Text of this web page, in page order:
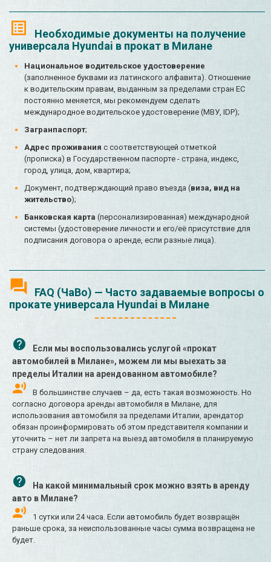
Необходимые документы на получение
универсала Hyundai в прокат в Милане
Национальное водительское удостоверение
(заполненное буквами из латинского алфавита). Отношение
к водительским правам, выданным за пределами стран ЕС
постоянно меняется, мы рекомендуем сделать
международное водительское удостоверение (МВУ, IDP);
Загранпаспорт;
Адрес проживания с соответствующей отметкой
(прописка) в Государственном паспорте - страна, индекс,
город, улица, дом, квартира;
Документ, подтверждающий право въезда (виза, вид на
жительство);
Банковская карта (персонализированная) международной
системы (удостоверение личности и его/её присутствие для
подписания договора о аренде, если разные лица).
FAQ (ЧаВо) — Часто задаваемые вопросы о
прокате универсала Hyundai в Милане
Если мы воспользовались услугой «прокат
автомобилей в Милане», можем ли мы выехать за
пределы Италии на арендованном автомобиле?
В большинстве случаев – да, есть такая возможность. Но
согласно договора аренды автомобиля в Милане, для
использования автомобиля за пределами Италии, арендатор
обязан проинформировать об этом представителя компании и
уточнить – нет ли запрета на выезд автомобиля в планируемую
страну следования.
На какой минимальный срок можно взять в аренду
авто в Милане?
1 сутки или 24 часа. Если автомобиль будет возвращён
раньше срока, за неиспользованные часы сумма возвращена не
будет.